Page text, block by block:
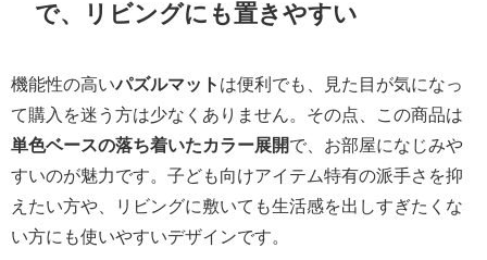
で、リビングにも置きやすい
機能性の高いパズルマット は便利でも、見た目が気になっ
て購入を迷う方は少なくありません。その点、この商品は
単色ベースの落ち着いたカラー展開で、お部屋になじみや
すいのが魅力です。子ども向けアイテム特有の派手さを抑
えたい方や、リビングに敷いても生活感を出しすぎたくな
い方にも使いやすいデザインです。